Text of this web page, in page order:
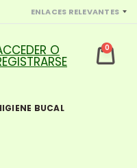
ENLACES RELEVANTES
0
BUCAL